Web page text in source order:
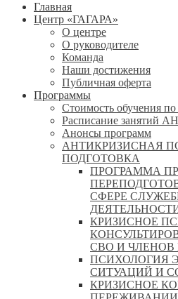
Главная
Центр «ГАГАРА»
О центре
О руководителе
Команда
Наши достижения
Публичная оферта
Программы
Стоимость обучения
Расписание занятий
Анонсы программ
АНТИКРИЗИСНАЯ
ПОДГОТОВКА
ПРОГРАММА
СФЕРЕ
КРИЗИСНОЕ
СВО И
ПСИХОЛОГИЯ
СИТУАЦИЙ И
КРИЗИСНОЕ